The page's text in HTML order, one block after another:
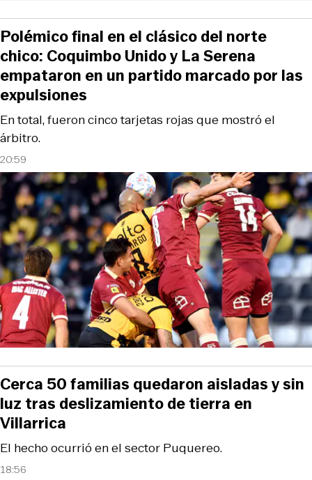
20:59
En total, fueron cinco tarjetas rojas que mostró el
árbitro.
Polémico final en el clásico del norte
chico: Coquimbo Unido y La Serena
empataron en un partido marcado por las
expulsiones
18:56
El hecho ocurrió en el sector Puquereo.
Cerca 50 familias quedaron aisladas y sin
luz tras deslizamiento de tierra en
Villarrica